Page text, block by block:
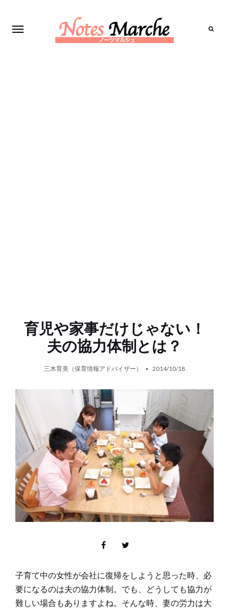
育児や家事だけじゃない！
夫の協力体制とは？
三木育美（保育情報アドバイザー） 2014/10/18
子育て中の女性が会社に復帰をしようと思った時、必
要になるのは夫の協力体制。でも、どうしても協力が
難しい場合もありますよね。そんな時、妻の労力は大